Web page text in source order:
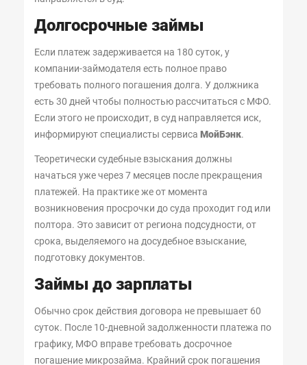
Долгосрочные займы
Если платеж задерживается на 180 суток, у
компании-займодателя есть полное право
требовать полного погашения долга. У должника
есть 30 дней чтобы полностью рассчитаться с МФО.
Если этого не происходит, в суд направляется иск,
информируют специалисты сервиса МойБэнк.
Теоретически судебные взыскания должны
начаться уже через 7 месяцев после прекращения
платежей. На практике же от момента
возникновения просрочки до суда проходит год или
полтора. Это зависит от региона подсудности, от
срока, выделяемого на досудебное взыскание,
подготовку документов.
Займы до зарплаты
Обычно срок действия договора не превышает 60
суток. После 10-дневной задолженности платежа по
графику, МФО вправе требовать досрочное
погашение микрозайма. Крайний срок погашения